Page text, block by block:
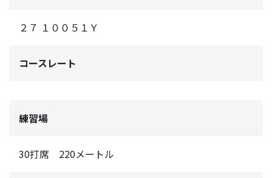
２７ １００５１Ｙ
コースレート
練習場
30打席 220メートル